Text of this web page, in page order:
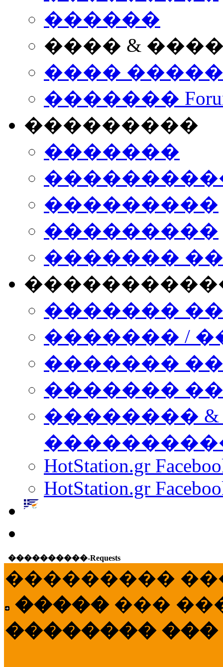
������
���� &
����
�������
���������
�������
���������
���������
�������
�������
������� /
�������
������� ���
��������
HotStation.gr
HotStation.gr
����������-Requests
���������
����� ���
�������� ���